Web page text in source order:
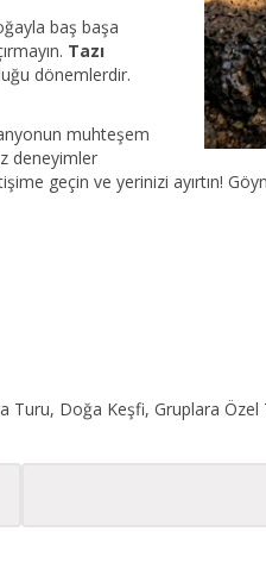
baş başa
Tazı
dönemlerdir.
muhteşem
deneyimler
geçin ve yerinizi ayırtın!
Turu, Doğa Keşfi, Gruplara